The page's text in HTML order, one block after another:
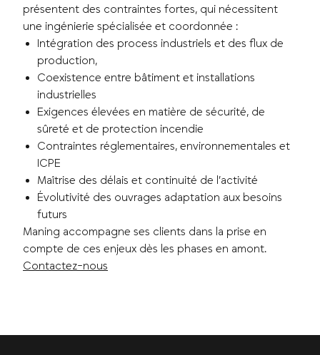
présentent des contraintes fortes, qui nécessitent
une ingénierie spécialisée et coordonnée :
Intégration des process industriels et des flux de
production,
Coexistence entre bâtiment et installations
industrielles
Exigences élevées en matière de sécurité, de
sûreté et de protection incendie
Contraintes réglementaires, environnementales et
ICPE
Maîtrise des délais et continuité de l’activité
Évolutivité des ouvrages adaptation aux besoins
futurs
Maning accompagne ses clients dans la prise en
compte de ces enjeux dès les phases en amont.
Contactez-nous